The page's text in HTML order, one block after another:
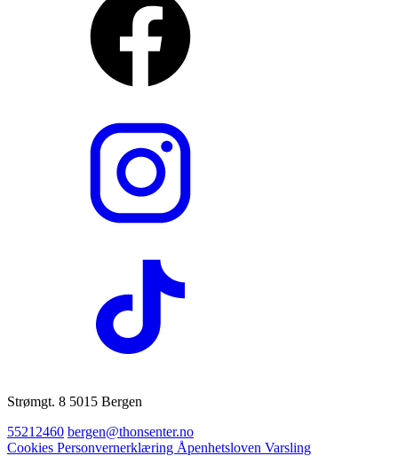
Strømgt. 8 5015 Bergen
55212460 bergen@thonsenter.no
Cookies Personvernerklæring Åpenhetsloven Varsling